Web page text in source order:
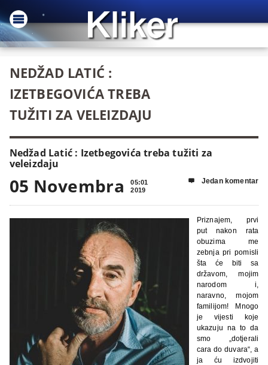
NEDŽAD LATIĆ :
IZETBEGOVIĆA TREBA
TUŽITI ZA VELEIZDAJU
Nedžad Latić : Izetbegovića treba tužiti za
veleizdaju
05 Novembra
05:01
2019
 Jedan komentar
Priznajem, prvi
put nakon rata
obuzima me
zebnja pri pomisli
šta će biti sa
državom, mojim
narodom i,
naravno, mojom
familijom! Mnogo
je vijesti koje
ukazuju na to da
smo „dotjerali
cara do duvara“, a
ja ću izdvojiti